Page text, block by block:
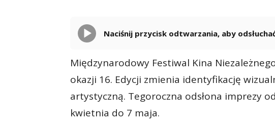
Naciśnij przycisk odtwarzania, aby
Międzynarodowy Festiwal Kina
okazji 16. Edycji zmienia identyfikację
artystyczną. Tegoroczna odsłona imprezy
kwietnia do 7 maja.